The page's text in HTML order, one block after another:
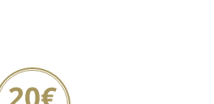
20€ Gutschein sichern